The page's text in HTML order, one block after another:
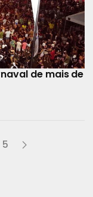
de mais de
5